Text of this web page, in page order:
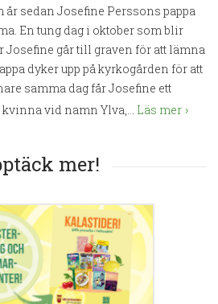
år sedan Josefine Perssons pappa
En tung dag i oktober som blir
Josefine går till graven för att lämna
dyker upp på kyrkogården för att
samma dag får Josefine ett
vid namn Ylva,... Läs mer
mer!